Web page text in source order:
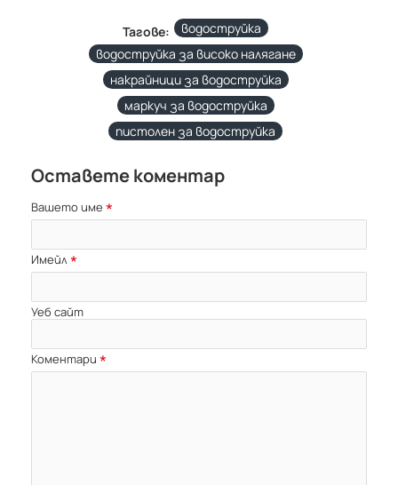
Тагове:
водоструйка
водоструйка за високо налягане
накрайници за водоструйка
маркуч за водоструйка
пистолен за водоструйка
Оставете коментар
Вашето име
Имейл
Уеб сайт
Коментари